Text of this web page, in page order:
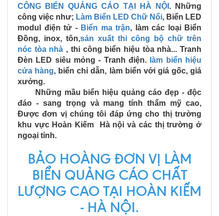
CÔNG BIỂN QUẢNG CÁO TẠI HÀ NỘI . Những
công việc như; Làm Biển LED Chữ Nổi, Biển LED
modul điện tử - Biển ma trận, làm các loại Biển
Đồng, inox, tôn,sản xuất thi công bộ chữ trên
nóc tòa nhà , thi công biển hiệu tòa nhà... Tranh
Đèn LED siêu mỏng - Tranh điện. làm biển hiệu
cửa hàng, biển chỉ dẫn, làm biển với giá gốc, giá
xưởng.
Những mầu biển hiệu quảng cáo đẹp - độc
đáo - sang trọng và mang tính thẩm mỹ cao,
Được đơn vị chúng tôi đáp ứng cho thị trường
khu vực Hoàn Kiếm Hà nội và các thị trường ở
ngoại tỉnh.
BẢO HOÀNG ĐƠN VỊ LÀM
BIỂN QUẢNG CÁO CHẤT
LƯỢNG CAO TẠI HOÀN KIẾM
- HÀ NỘI.